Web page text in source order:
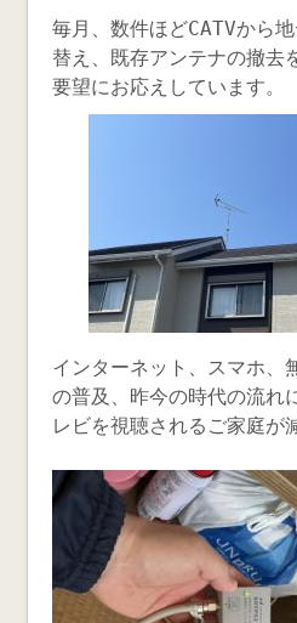
毎月、数件ほどCATVから
替え、既存アンテナの撤去
要望にお応えしています。
インターネット、スマホ、
の普及、昨今の時代の流れ
レビを視聴されるご家庭が